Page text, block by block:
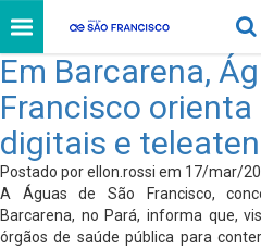
Em Barcarena,
Francisco
digitais e
Postado por ellon.rossi em 17/mar/
A Águas de São Francisco,
Barcarena, no Pará, informa que,
órgãos de saúde pública para